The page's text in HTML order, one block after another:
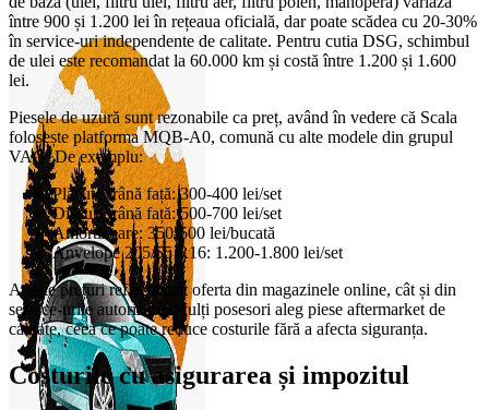
între 900 și 1.200 lei în rețeaua oficială, dar poate scădea cu 20-30%
în service-uri independente de calitate. Pentru cutia DSG, schimbul
de ulei este recomandat la 60.000 km și costă între 1.200 și 1.600
lei.
Piesele de uzură sunt rezonabile ca preț, având în vedere că Scala
folosește platforma MQB-A0, comună cu alte modele din grupul
VAG. De exemplu:
Plăcuțe frână față: 300-400 lei/set
Discuri frână față: 500-700 lei/set
Amortizoare: 350-500 lei/bucată
Anvelope 205/55 R16: 1.200-1.800 lei/set
Aceste prețuri reflectă atât oferta din magazinele online, cât și din
service-urile autorizate. Mulți posesori aleg piese aftermarket de
calitate, ceea ce poate reduce costurile fără a afecta siguranța.
Costurile cu asigurarea și impozitul